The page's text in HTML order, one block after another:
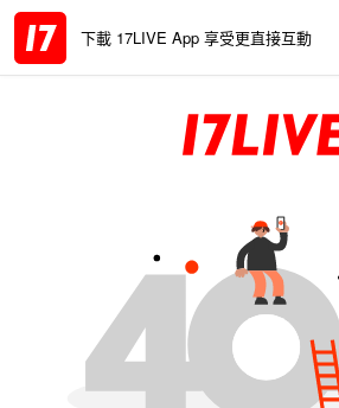
下載 17LIVE App 享受更直接互動